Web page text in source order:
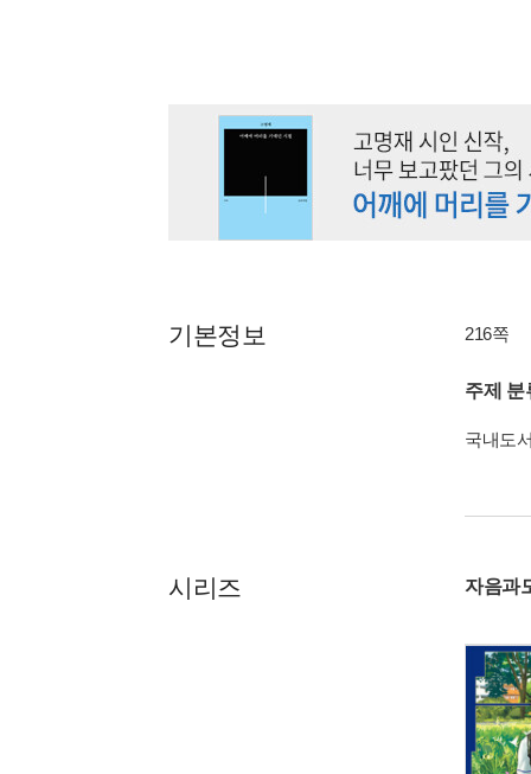
기본정보 216쪽
주제 분
국내도
시리즈 자음과